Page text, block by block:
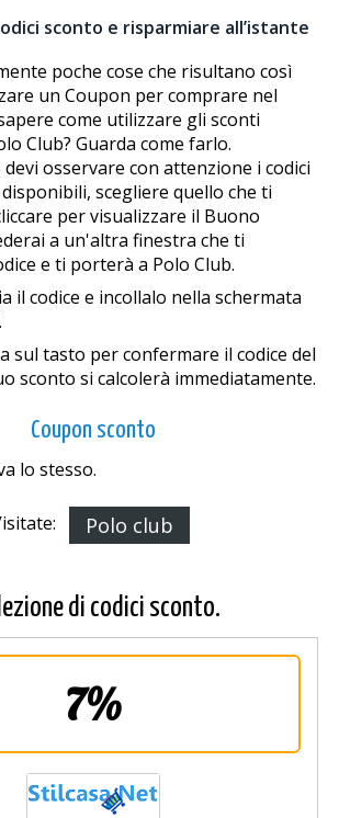
sconto e risparmiare all’istante
poche cose che risultano così
un Coupon per comprare nel
come utilizzare gli sconti
Club? Guarda come farlo.
devi osservare con attenzione i codici
scegliere quello che ti
per visualizzare il Buono
a un'altra finestra che ti
e ti porterà a Polo Club.
il codice e incollalo nella schermata
sul tasto per confermare il codice del
sconto si calcolerà immediatamente.
Coupon sconto
lo stesso.
Polo club
di codici sconto.
7%